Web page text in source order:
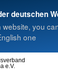
deutschen
you
one
e.V.